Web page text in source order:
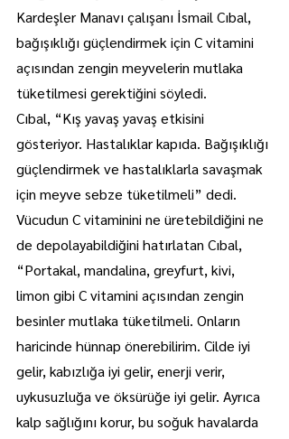
Kardeşler Manavı çalışanı İsmail Cıbal,
bağışıklığı güçlendirmek için C vitamini
açısından zengin meyvelerin mutlaka
tüketilmesi gerektiğini söyledi.
Cıbal, “Kış yavaş yavaş etkisini
gösteriyor. Hastalıklar kapıda. Bağışıklığı
güçlendirmek ve hastalıklarla savaşmak
için meyve sebze tüketilmeli” dedi.
Vücudun C vitaminini ne üretebildiğini ne
de depolayabildiğini hatırlatan Cıbal,
“Portakal, mandalina, greyfurt, kivi,
limon gibi C vitamini açısından zengin
besinler mutlaka tüketilmeli. Onların
haricinde hünnap önerebilirim. Cilde iyi
gelir, kabızlığa iyi gelir, enerji verir,
uykusuzluğa ve öksürüğe iyi gelir. Ayrıca
kalp sağlığını korur, bu soğuk havalarda